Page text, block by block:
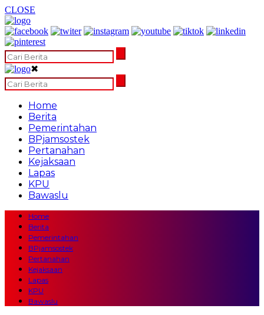
CLOSE
✖
Home
Berita
Pemerintahan
BPjamsostek
Pertanahan
Kejaksaan
Lapas
KPU
Bawaslu
Home
Berita
Pemerintahan
BPjamsostek
Pertanahan
Kejaksaan
Lapas
KPU
Bawaslu